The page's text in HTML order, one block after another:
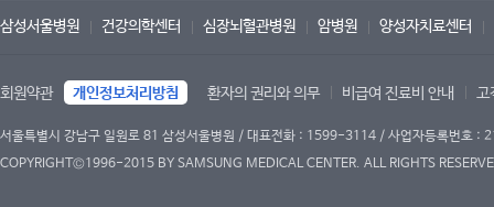
삼성서울병원 건강의학센터 심장뇌혈관병원 암병원 양성자치료센터
회원약관 개인정보처리방침 환자의 권리와 의무 비급여 진료비 안내 고
서울특별시 강남구 일원로 81 삼성서울병원 / 대표전화 : 1599-3114 / 사업자등록번호
COPYRIGHT©1996-2015 BY SAMSUNG MEDICAL CENTER. ALL RIGHTS